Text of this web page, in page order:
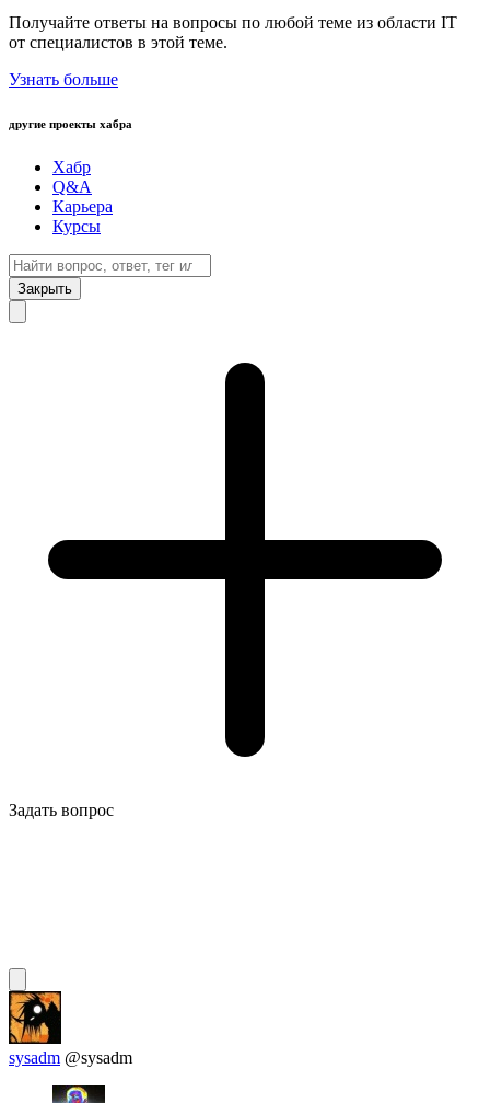
Получайте ответы на вопросы по любой теме из области IT
от специалистов в этой теме.
Узнать больше
другие проекты хабра
Хабр
Q&A
Карьера
Курсы
Закрыть
Задать вопрос
sysadm @sysadm